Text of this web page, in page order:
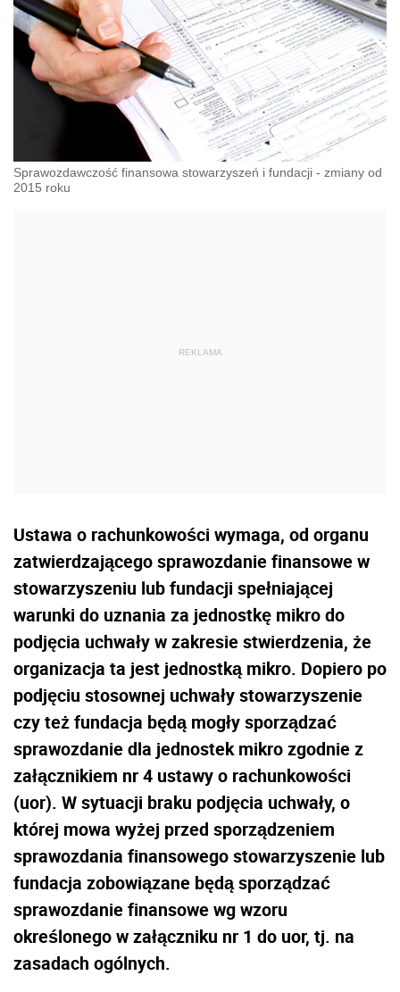
Sprawozdawczość finansowa stowarzyszeń i fundacji - zmiany od
2015 roku
Ustawa o rachunkowości wymaga, od organu
zatwierdzającego sprawozdanie finansowe w
stowarzyszeniu lub fundacji spełniającej
warunki do uznania za jednostkę mikro do
podjęcia uchwały w zakresie stwierdzenia, że
organizacja ta jest jednostką mikro. Dopiero po
podjęciu stosownej uchwały stowarzyszenie
czy też fundacja będą mogły sporządzać
sprawozdanie dla jednostek mikro zgodnie z
załącznikiem nr 4 ustawy o rachunkowości
(uor). W sytuacji braku podjęcia uchwały, o
której mowa wyżej przed sporządzeniem
sprawozdania finansowego stowarzyszenie lub
fundacja zobowiązane będą sporządzać
sprawozdanie finansowe wg wzoru
określonego w załączniku nr 1 do uor, tj. na
zasadach ogólnych.